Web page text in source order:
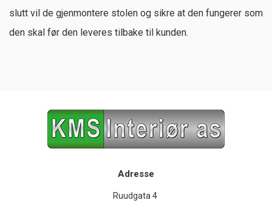
slutt vil de gjenmontere stolen og sikre at den fungerer som
den skal før den leveres tilbake til kunden.
Adresse
Ruudgata 4